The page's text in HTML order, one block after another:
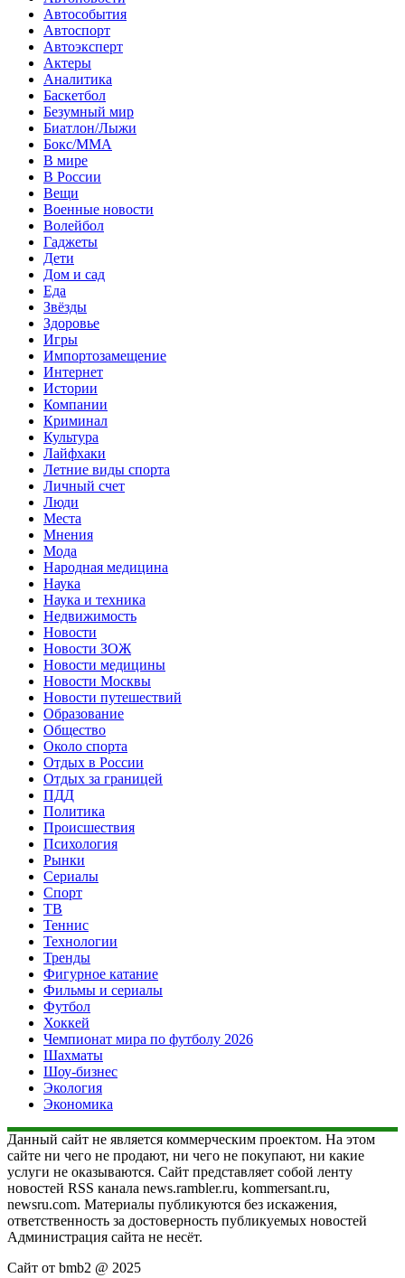
Автособытия
Автоспорт
Автоэксперт
Актеры
Аналитика
Баскетбол
Безумный мир
Биатлон/Лыжи
Бокс/MMA
В мире
В России
Вещи
Военные новости
Волейбол
Гаджеты
Дети
Дом и сад
Еда
Звёзды
Здоровье
Игры
Импортозамещение
Интернет
Истории
Компании
Криминал
Культура
Лайфхаки
Летние виды спорта
Личный счет
Люди
Места
Мнения
Мода
Народная медицина
Наука
Наука и техника
Недвижимость
Новости
Новости ЗОЖ
Новости медицины
Новости Москвы
Новости путешествий
Образование
Общество
Около спорта
Отдых в России
Отдых за границей
ПДД
Политика
Происшествия
Психология
Рынки
Сериалы
Спорт
ТВ
Теннис
Технологии
Тренды
Фигурное катание
Фильмы и сериалы
Футбол
Хоккей
Чемпионат мира по футболу 2026
Шахматы
Шоу-бизнес
Экология
Экономика
Данный сайт не является коммерческим проектом. На этом
сайте ни чего не продают, ни чего не покупают, ни какие
услуги не оказываются. Сайт представляет собой ленту
новостей RSS канала news.rambler.ru, kommersant.ru,
newsru.com. Материалы публикуются без искажения,
ответственность за достоверность публикуемых новостей
Администрация сайта не несёт.
Сайт от bmb2 @ 2025